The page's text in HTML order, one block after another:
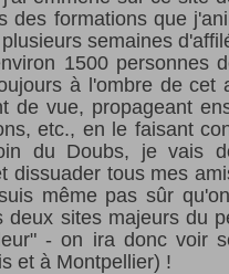
des formations que
semaines
1500 personnes
à l'ombre de cet
de vue, propageant
etc., en le faisant
du Doubs, je vais
dissuader tous mes
même pas sûr
deux sites majeurs du
- on ira donc voir
et à Montpellier) !